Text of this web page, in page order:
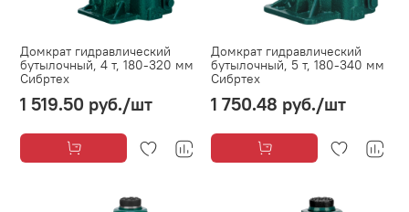
Домкрат гидравлический
бутылочный, 4 т, 180-320 мм
Сибртех
1 519.50 руб./шт
Домкрат гидравлический
бутылочный, 5 т, 180-340 мм
Сибртех
1 750.48 руб./шт